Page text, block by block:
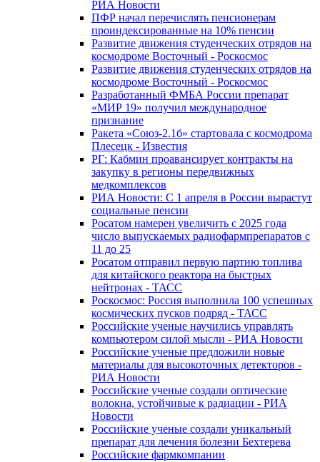
РИА Новости
ПФР начал перечислять пенсионерам
проиндексированные на 10% пенсии
Развитие движения студенческих отрядов на
космодроме Восточный - Роскосмос
Развитие движения студенческих отрядов на
космодроме Восточный - Роскосмос
Разработанный ФМБА России препарат
«МИР 19» получил международное
признание
Ракета «Союз-2.1б» стартовала с космодрома
Плесецк - Известия
РГ: Кабмин проавансирует контракты на
закупку в регионы передвижных
медкомплексов
РИА Новости: С 1 апреля в России вырастут
социальные пенсии
Росатом намерен увеличить с 2025 года
число выпускаемых радиофармпрепаратов с
11 до 25
Росатом отправил первую партию топлива
для китайского реактора на быстрых
нейтронах - ТАСС
Роскосмос: Россия выполнила 100 успешных
космических пусков подряд - ТАСС
Российские ученые научились управлять
компьютером силой мысли - РИА Новости
Российские ученые предложили новые
материалы для высокоточных детекторов -
РИА Новости
Российские ученые создали оптические
волокна, устойчивые к радиации - РИА
Новости
Российские ученые создали уникальный
препарат для лечения болезни Бехтерева
Российские фармкомпании